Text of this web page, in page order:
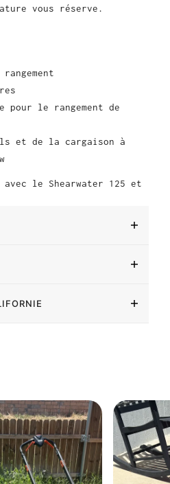
vous réserve.
pour le rangement de
et de la cargaison à
avec le Shearwater 125 et